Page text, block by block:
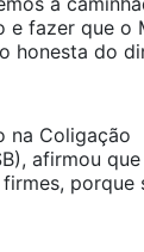
fazer que o
honesta do
na Coligação
afirmou
porque